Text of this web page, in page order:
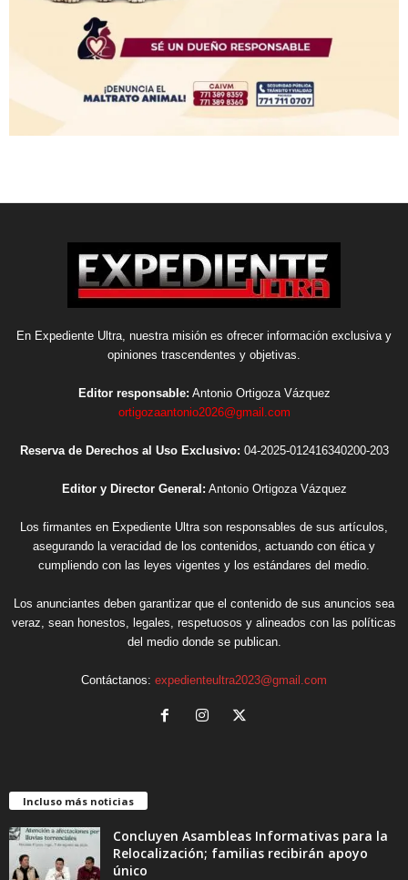
En Expediente Ultra, nuestra misión es ofrecer información exclusiva y
opiniones trascendentes y objetivas.
Editor responsable: Antonio Ortigoza Vázquez
ortigozaantonio2026@gmail.com
Reserva de Derechos al Uso Exclusivo: 04-2025-012416340200-203
Editor y Director General: Antonio Ortigoza Vázquez
Los firmantes en Expediente Ultra son responsables de sus artículos,
asegurando la veracidad de los contenidos, actuando con ética y
cumpliendo con las leyes vigentes y los estándares del medio.
Los anunciantes deben garantizar que el contenido de sus anuncios sea
veraz, sean honestos, legales, respetuosos y alineados con las políticas
del medio donde se publican.
Contáctanos: expedienteultra2023@gmail.com
Incluso más noticias
Concluyen Asambleas Informativas para la
Relocalización; familias recibirán apoyo
único